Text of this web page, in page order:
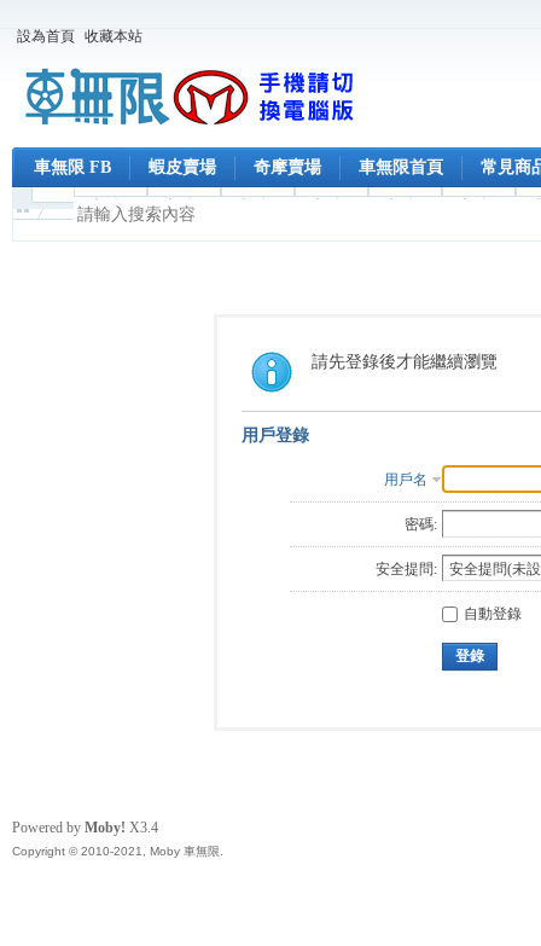
設為首頁 收藏本站
車無限 FB 蝦皮賣場 奇摩賣場 車無限首頁 常見商
請先登錄後才能繼續瀏覽
用戶登錄
用戶名
密碼:
安全提問:
自動登錄
登錄
Powered by Moby! X3.4
Copyright © 2010-2021, Moby 車無限.